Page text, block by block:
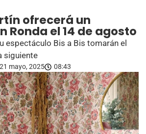
ofrecerá un
Ronda el 14 de agosto
espectáculo Bis a Bis tomarán el
siguiente
21 mayo, 2025 08:43